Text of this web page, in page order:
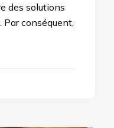
des solutions
conséquent,